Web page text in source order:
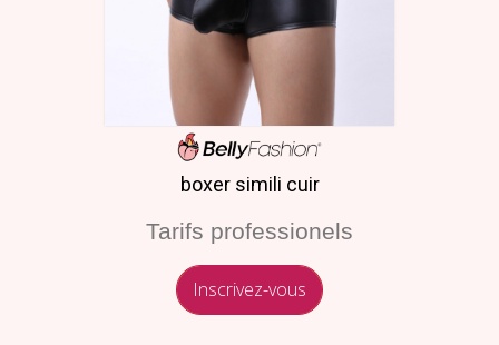
boxer simili cuir
Tarifs professionels
Inscrivez-vous